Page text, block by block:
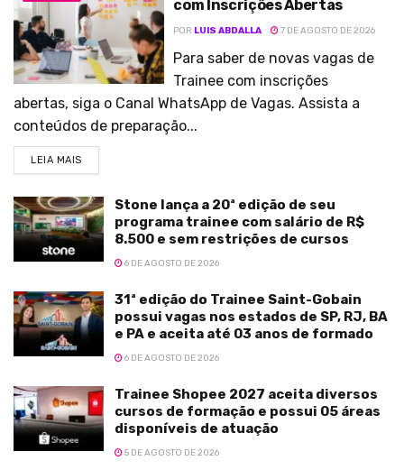
com Inscrições Abertas
POR LUIS ABDALLA 7 DE AGOSTO DE 2026
Para saber de novas vagas de
Trainee com inscrições
abertas, siga o Canal WhatsApp de Vagas. Assista a
conteúdos de preparação...
LEIA MAIS
Stone lança a 20ª edição de seu
programa trainee com salário de R$
8.500 e sem restrições de cursos
6 DE AGOSTO DE 2026
31ª edição do Trainee Saint-Gobain
possui vagas nos estados de SP, RJ, BA
e PA e aceita até 03 anos de formado
6 DE AGOSTO DE 2026
Trainee Shopee 2027 aceita diversos
cursos de formação e possui 05 áreas
disponíveis de atuação
5 DE AGOSTO DE 2026